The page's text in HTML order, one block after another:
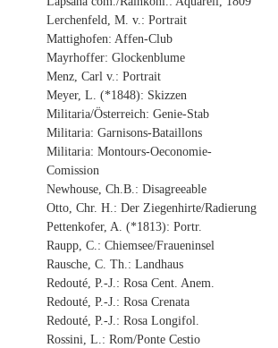
Lerchenfeld, M. v.: Portrait
Mattighofen: Affen-Club
Mayrhoffer: Glockenblume
Menz, Carl v.: Portrait
Meyer, L. (*1848): Skizzen
Militaria/Österreich: Genie-Stab
Militaria: Garnisons-Bataillons
Militaria: Montours-Oeconomie-
Comission
Newhouse, Ch.B.: Disagreeable
Otto, Chr. H.: Der Ziegenhirte/Radierung
Pettenkofer, A. (*1813): Portr.
Raupp, C.: Chiemsee/Fraueninsel
Rausche, C. Th.: Landhaus
Redouté, P.-J.: Rosa Cent. Anem.
Redouté, P.-J.: Rosa Crenata
Redouté, P.-J.: Rosa Longifol.
Rossini, L.: Rom/Ponte Cestio